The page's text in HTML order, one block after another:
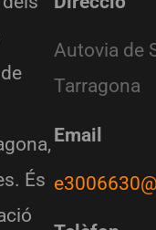
És
Autovia de
Tarragona
Email